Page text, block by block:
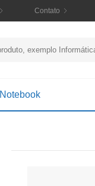
Contato
Notebook